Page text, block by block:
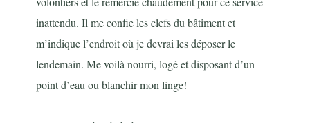
inattendu. Il me confie les clefs du bâtiment et
m’indique l’endroit où je devrai les déposer le
lendemain. Me voilà nourri, logé et disposant d’un
point d’eau ou blanchir mon linge!